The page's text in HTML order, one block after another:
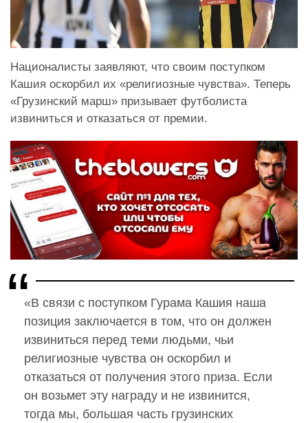
Националисты заявляют, что своим поступком
Кашия оскорбил их «религиозные чувства». Теперь
«Грузинский марш» призывает футболиста
извиниться и отказаться от премии.
«В связи с поступком Гурама Кашия наша
позиция заключается в том, что он должен
извиниться перед теми людьми, чьи
религиозные чувства он оскорбил и
отказаться от получения этого приза. Если
он возьмет эту награду и не извинится,
тогда мы, большая часть грузинских